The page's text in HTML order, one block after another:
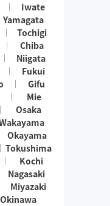
Iwate
Yamagata
Tochigi
Chiba
Niigata
Fukui
Gifu
Mie
Osaka
Okayama
Tokushima
Kochi
Nagasaki
Miyazaki
Okinawa